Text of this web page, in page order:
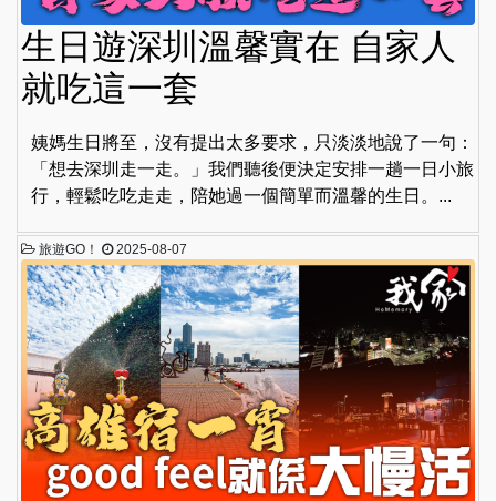
生日遊深圳溫馨實在 自家人
就吃這一套
姨媽生日將至，沒有提出太多要求，只淡淡地說了一句：
「想去深圳走一走。」我們聽後便決定安排一趟一日小旅
行，輕鬆吃吃走走，陪她過一個簡單而溫馨的生日。...
旅遊GO！ 2025-08-07